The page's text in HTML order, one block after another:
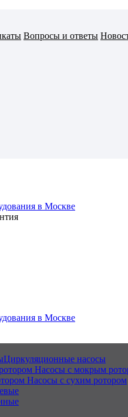
Вопросы и ответы
Циркуляционные насосы
Насосы с мокрым
Насосы с сухим ротором